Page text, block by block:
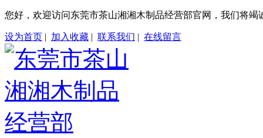
您好，欢迎访问东莞市茶山湘湘木制品经营部官网，我们将竭
设为首页 | 加入收藏 | 联系我们 | 在线留言